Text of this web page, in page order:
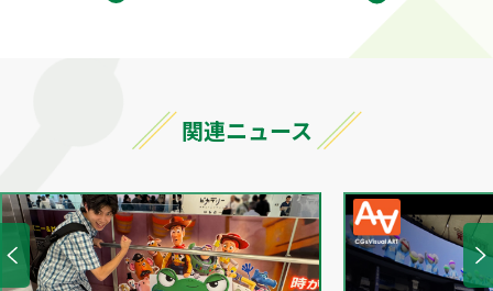
関連ニュース